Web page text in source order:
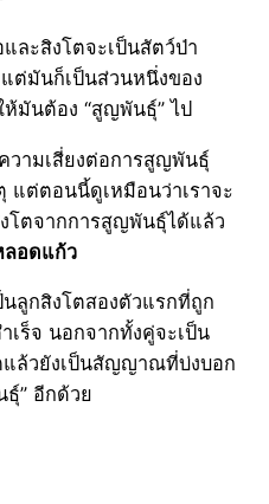
ละสิงโตจะเป็นสัตว์ป่า
ต่มันก็เป็นส่วนหนึ่งของ
มันต้อง “สูญพันธุ์” ไป
วามเสี่ยงต่อการสูญพันธุ์
แต่ตอนนี้ดูเหมือนว่าเราจะ
โตจากการสูญพันธุ์ได้แล้ว
ลอดแก้ว
นลูกสิงโตสองตัวแรกที่ถูก
เร็จ นอกจากทั้งคู่จะเป็น
ล้วยังเป็นสัญญาณที่บ่งบอก
” อีกด้วย